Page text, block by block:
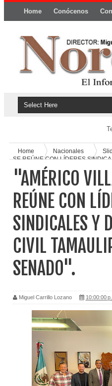
Home Conócenos
Home Nacionales
SE REÚNE CON LÍDERES
TAMAULIPECA EN EL SENADO".
"AMÉRICO
REÚNE CON
SINDICALES Y
CIVIL
SENADO".
Miguel Carrillo Lozano 10:00:00